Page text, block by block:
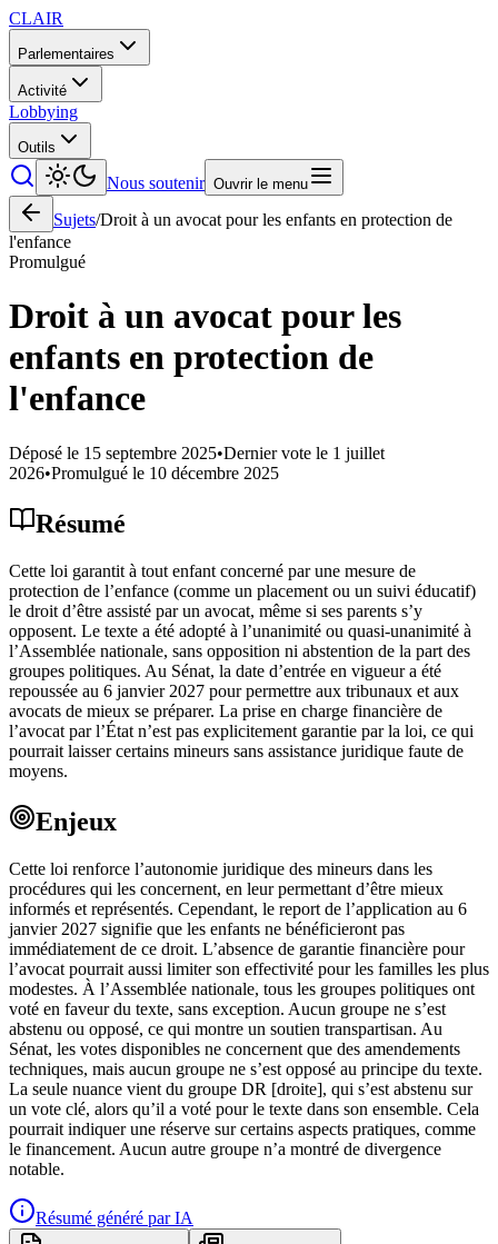
CLAIR
Parlementaires
Activité
Lobbying
Outils
Nous soutenir Ouvrir le menu
Sujets/Droit à un avocat pour les enfants en protection de
l'enfance
Promulgué
Droit à un avocat pour les
enfants en protection de
l'enfance
Déposé le 15 septembre 2025•Dernier vote le 1 juillet
2026•Promulgué le 10 décembre 2025
Résumé
Cette loi garantit à tout enfant concerné par une mesure de
protection de l’enfance (comme un placement ou un suivi éducatif)
le droit d’être assisté par un avocat, même si ses parents s’y
opposent. Le texte a été adopté à l’unanimité ou quasi-unanimité à
l’Assemblée nationale, sans opposition ni abstention de la part des
groupes politiques. Au Sénat, la date d’entrée en vigueur a été
repoussée au 6 janvier 2027 pour permettre aux tribunaux et aux
avocats de mieux se préparer. La prise en charge financière de
l’avocat par l’État n’est pas explicitement garantie par la loi, ce qui
pourrait laisser certains mineurs sans assistance juridique faute de
moyens.
Enjeux
Cette loi renforce l’autonomie juridique des mineurs dans les
procédures qui les concernent, en leur permettant d’être mieux
informés et représentés. Cependant, le report de l’application au 6
janvier 2027 signifie que les enfants ne bénéficieront pas
immédiatement de ce droit. L’absence de garantie financière pour
l’avocat pourrait aussi limiter son effectivité pour les familles les plus
modestes. À l’Assemblée nationale, tous les groupes politiques ont
voté en faveur du texte, sans exception. Aucun groupe ne s’est
abstenu ou opposé, ce qui montre un soutien transpartisan. Au
Sénat, les votes disponibles ne concernent que des amendements
techniques, mais aucun groupe ne s’est opposé au principe du texte.
La seule nuance vient du groupe DR [droite], qui s’est abstenu sur
un vote clé, alors qu’il a voté pour le texte dans son ensemble. Cela
pourrait indiquer une réserve sur certains aspects pratiques, comme
le financement. Aucun autre groupe n’a montré de divergence
notable.
Résumé généré par IA